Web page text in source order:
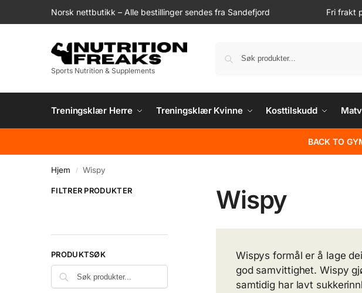
Norsk nettbutikk – Alle bestillinger sendes fra Sandefjord Fri frakt
Sports Nutrition & Supplements
Treningsklær Herre Treningsklær Kvinne Kosttilskudd
BACK TO
Hjem / Wispy
Wispy
Wispys formål er å lage
god samvittighet. Wispy
samtidig har lavt
FILTRER PRODUKTER
PRODUKTSØK